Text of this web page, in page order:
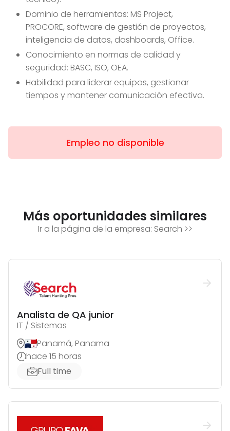
Dominio de herramientas: MS Project,
PROCORE, software de gestión de proyectos,
inteligencia de datos, dashboards, Office.
Conocimiento en normas de calidad y
seguridad: BASC, ISO, OEA.
Habilidad para liderar equipos, gestionar
tiempos y mantener comunicación efectiva.
Empleo no disponible
Más oportunidades similares
Ir a la página de la empresa: Search >>
Analista de QA junior
IT / Sistemas
Panamá, Panama
hace 15 horas
Full time